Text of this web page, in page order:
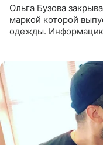
Ольга Бузова
маркой которой
одежды.